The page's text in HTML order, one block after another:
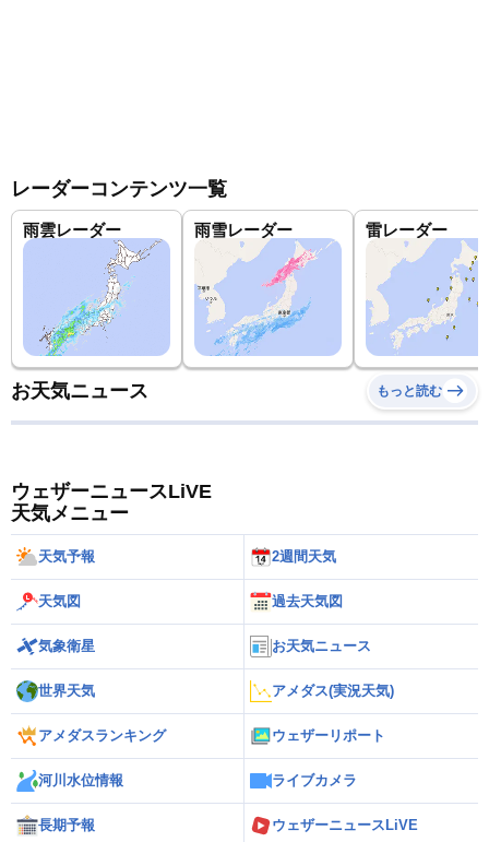
レーダーコンテンツ一覧
雨雲レーダー 雨雪レーダー 雷レーダー
お天気ニュース もっと読む
ウェザーニュースLiVE
天気メニュー
天気予報 2週間天気
天気図 過去天気図
気象衛星 お天気ニュース
世界天気 アメダス(実況天気)
アメダスランキング ウェザーリポート
河川水位情報 ライブカメラ
長期予報 ウェザーニュースLiVE